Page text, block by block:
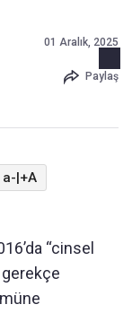
01 Aralık, 2025
Paylaş
a-|+A
“cinsel
gerekçe